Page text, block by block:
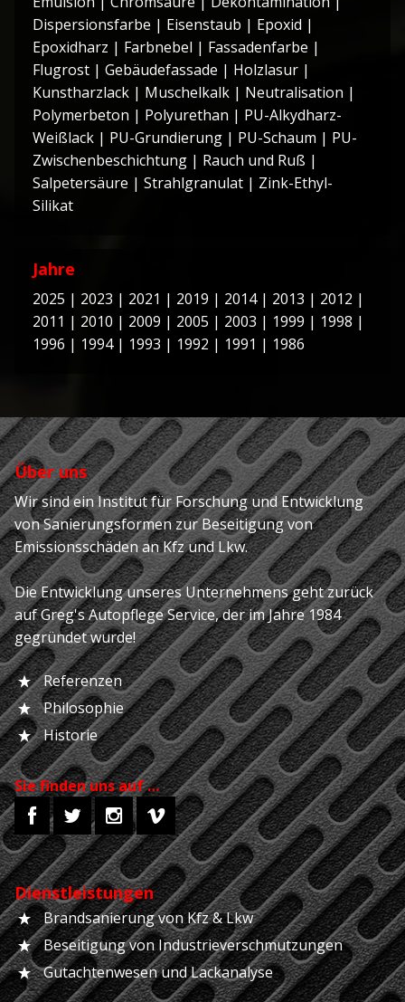
Dispersionsfarbe | Eisenstaub | Epoxid |
Epoxidharz | Farbnebel | Fassadenfarbe |
Flugrost | Gebäudefassade | Holzlasur |
Kunstharzlack | Muschelkalk | Neutralisation |
Polymerbeton | Polyurethan | PU-Alkydharz-
Weißlack | PU-Grundierung | PU-Schaum | PU-
Zwischenbeschichtung | Rauch und Ruß |
Salpetersäure | Strahlgranulat | Zink-Ethyl-
Silikat
Jahre
2025 | 2023 | 2021 | 2019 | 2014| 2013 | 2012 |
2011 | 2010 | 2009 | 2005 | 2003 | 1999 | 1998 |
1996 | 1994| 1993 | 1992 | 1991 | 1986
Über uns
Wir sind ein Institut für Forschung und Entwicklung
von Sanierungsformen zur Beseitigung von
Emissionsschäden an Kfz und Lkw.
Die Entwicklung unseres Unternehmens geht zurück
auf Greg's Autopflege Service, der im Jahre 1984
gegründet wurde!
Referenzen
Philosophie
Historie
Sie finden uns auf …
Dienstleistungen
Brandsanierung von Kfz & Lkw
Beseitigung von Industrieverschmutzungen
Gutachtenwesen und Lackanalyse